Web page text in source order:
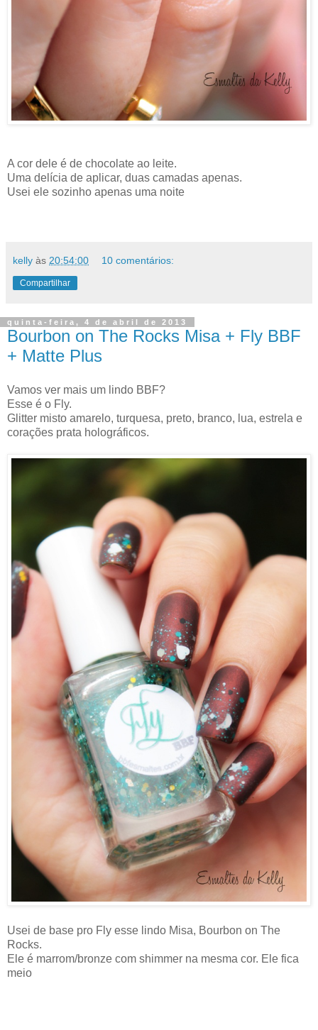
A cor dele é de chocolate ao leite.
Uma delícia de aplicar, duas camadas apenas.
Usei ele sozinho apenas uma noite
kelly às 20:54:00 10 comentários:
Compartilhar
quinta-feira, 4 de abril de 2013
Bourbon on The Rocks Misa + Fly BBF
+ Matte Plus
Vamos ver mais um lindo BBF?
Esse é o Fly.
Glitter misto amarelo, turquesa, preto, branco, lua, estrela e
corações prata holográficos.
Usei de base pro Fly esse lindo Misa, Bourbon on The
Rocks.
Ele é marrom/bronze com shimmer na mesma cor. Ele fica
meio